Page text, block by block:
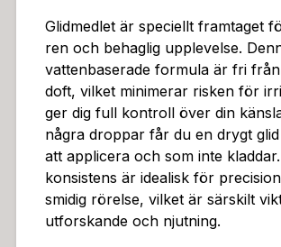
Glidmedlet är speciellt framtaget
ren och behaglig upplevelse.
vattenbaserade formula är fri
doft, vilket minimerar risken för
ger dig full kontroll över din
några droppar får du en drygt
att applicera och som inte
konsistens är idealisk för
smidig rörelse, vilket är särskilt
utforskande och njutning.